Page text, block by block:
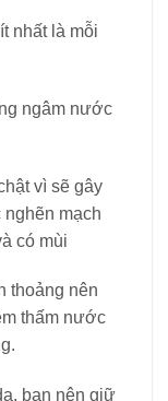
nhất là mỗi
ngâm nước
vì sẽ gây
nghẽn mạch
có mùi
thoảng nên
thấm nước
bạn nên giữ